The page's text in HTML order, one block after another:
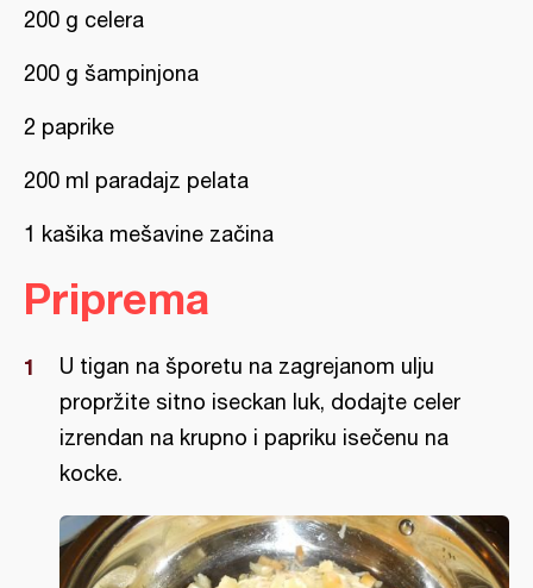
200 g celera
200 g šampinjona
2 paprike
200 ml paradajz pelata
1 kašika mešavine začina
Priprema
U tigan na šporetu na zagrejanom ulju
propržite sitno iseckan luk, dodajte celer
izrendan na krupno i papriku isečenu na
kocke.